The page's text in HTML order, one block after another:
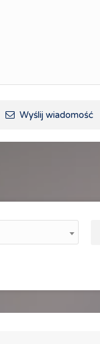
Wyślij wiadomość